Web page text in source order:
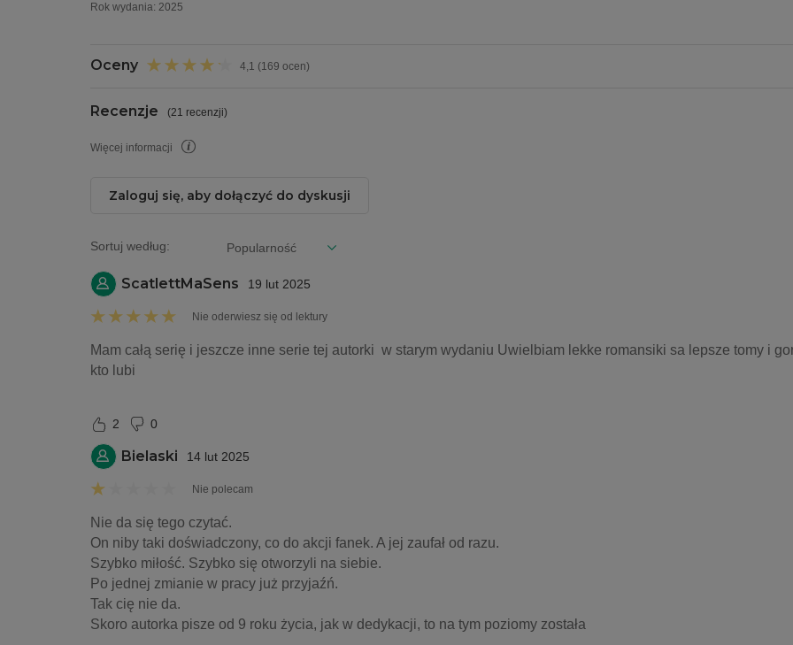
Rok wydania: 2025
Oceny 4,1 (169 ocen)
Recenzje (21 recenzji)
Więcej informacji
Zaloguj się, aby dołączyć do dyskusji
Sortuj według:
ScatlettMaSens 19 lut 2025
Nie oderwiesz się od lektury
Mam całą serię i jeszcze inne serie tej autorki  w starym wydaniu Uwielbiam lekke romansiki sa lepsze tomy i
kto lubi
2 0
Bielaski 14 lut 2025
Nie polecam
Nie da się tego czytać.
On niby taki doświadczony, co do akcji fanek. A jej zaufał od razu.
Szybko miłość. Szybko się otworzyli na siebie.
Po jednej zmianie w pracy już przyjaźń.
Tak cię nie da.
Skoro autorka pisze od 9 roku życia, jak w dedykacji, to na tym poziomy została